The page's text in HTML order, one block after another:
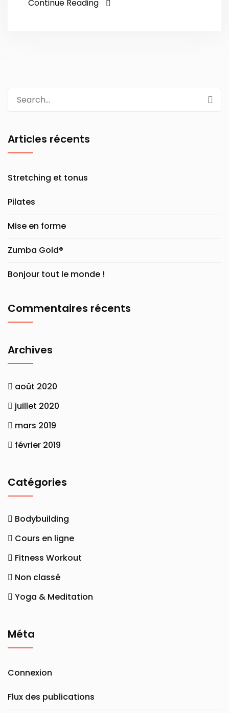
Continue Reading
Articles récents
Stretching et tonus
Pilates
Mise en forme
Zumba Gold®
Bonjour tout le monde !
Commentaires récents
Archives
août 2020
juillet 2020
mars 2019
février 2019
Catégories
Bodybuilding
Cours en ligne
Fitness Workout
Non classé
Yoga & Meditation
Méta
Connexion
Flux des publications